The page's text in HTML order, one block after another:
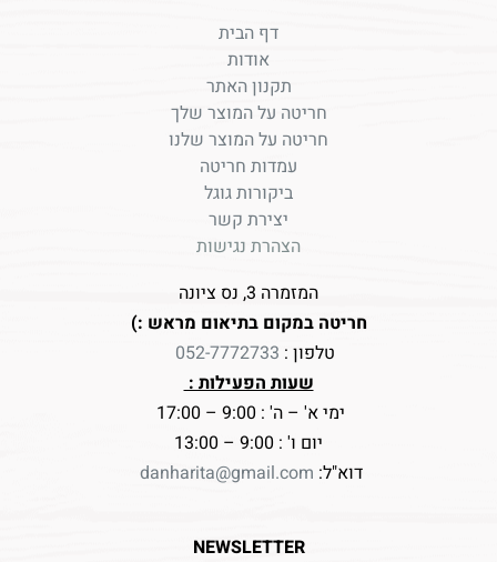
דף הבית
אודות
תקנון האתר
חריטה על המוצר שלך
חריטה על המוצר שלנו
עמדות חריטה
ביקורות גוגל
יצירת קשר
הצהרת נגישות
המזמרה 3, נס ציונה
חריטה במקום בתיאום מראש :)
טלפון : 052-7772733
שעות הפעילות :
ימי א' – ה' : 9:00 – 17:00
יום ו' : 9:00 – 13:00
דוא"ל: danharita@gmail.com
NEWSLETTER